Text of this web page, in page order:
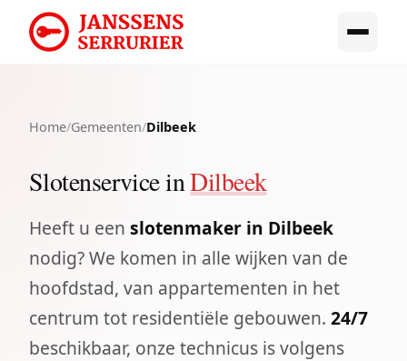
Home/Gemeenten/Dilbeek
Slotenservice inDilbeek
Heeft u een slotenmaker in Dilbeek
nodig? We komen in alle wijken van de
hoofdstad, van appartementen in het
centrum tot residentiële gebouwen. 24/7
beschikbaar, onze technicus is volgens